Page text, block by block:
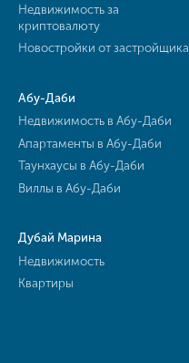
Недвижимость за
криптовалюту
Новостройки от застройщика
Абу-Даби
Недвижимость в Абу-Даби
Апартаменты в Абу-Даби
Таунхаусы в Абу-Даби
Виллы в Абу-Даби
Дубай Марина
Недвижимость
Квартиры